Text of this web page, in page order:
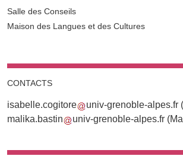
Complément lieu
Salle des Conseils
Maison des Langues et des Cultures
CONTACTS
isabelle.cogitore univ-grenoble-alpes.fr
malika.bastin
univ-grenoble-alpes.fr